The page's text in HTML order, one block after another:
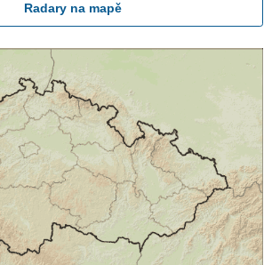
Radary na mapě